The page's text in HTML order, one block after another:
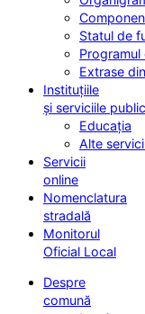
Statul de
Extrase
Instituțiile
și serviciile
Educația
Alte
Servicii
online
Nomenclatura
stradală
Monitorul
Oficial Local
Despre
comună